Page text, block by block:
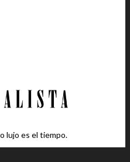
lujo es el tiempo.